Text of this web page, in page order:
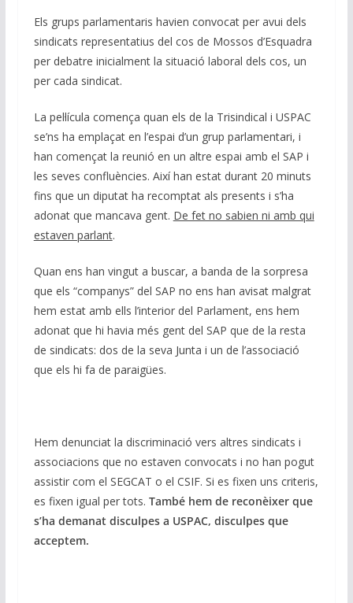
n o
k
p
p
m n
k
Els grups parlamentaris havien convocat per avui dels
sindicats representatius del cos de Mossos d’Esquadra
per debatre inicialment la situació laboral dels cos, un
per cada sindicat.
La pel·lícula comença quan els de la Trisindical i USPAC
se’ns ha emplaçat en l’espai d’un grup parlamentari, i
han començat la reunió en un altre espai amb el SAP i
les seves confluències. Així han estat durant 20 minuts
fins que un diputat ha recomptat als presents i s’ha
adonat que mancava gent. De fet no sabien ni amb qui
estaven parlant.
Quan ens han vingut a buscar, a banda de la sorpresa
que els “companys” del SAP no ens han avisat malgrat
hem estat amb ells l’interior del Parlament, ens hem
adonat que hi havia més gent del SAP que de la resta
de sindicats: dos de la seva Junta i un de l’associació
que els hi fa de paraigües.
Hem denunciat la discriminació vers altres sindicats i
associacions que no estaven convocats i no han pogut
assistir com el SEGCAT o el CSIF. Si es fixen uns criteris,
es fixen igual per tots. També hem de reconèixer que
s’ha demanat disculpes a USPAC, disculpes que
acceptem.